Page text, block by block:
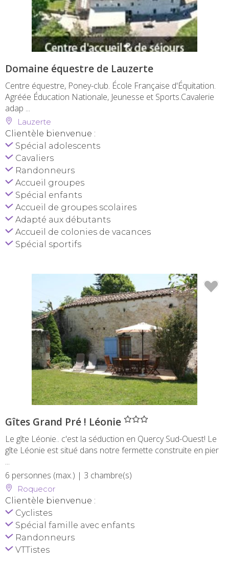
Domaine équestre de Lauzerte
Centre équestre, Poney-club. École Française d'Équitation.
Agréée Éducation Nationale, Jeunesse et Sports.Cavalerie
adap ...
Lauzerte
Clientèle bienvenue :
Spécial adolescents
Cavaliers
Randonneurs
Accueil groupes
Spécial enfants
Accueil de groupes scolaires
Adapté aux débutants
Accueil de colonies de vacances
Spécial sportifs
Gîtes Grand Pré ! Léonie
Le gîte Léonie.. c'est la séduction en Quercy Sud-Ouest! Le
gîte Léonie est situé dans notre fermette construite en pier
...
6 personnes (max.) | 3 chambre(s)
Roquecor
Clientèle bienvenue :
Cyclistes
Spécial famille avec enfants
Randonneurs
VTTistes